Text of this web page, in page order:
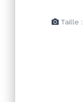
Taille :